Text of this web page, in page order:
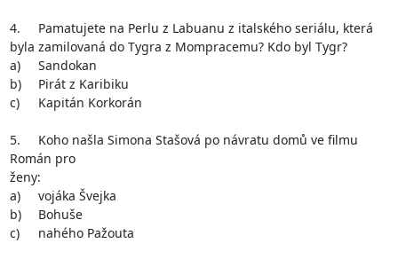
4.	Pamatujete na Perlu z Labuanu z italského seriálu, která
byla zamilovaná do Tygra z Mompracemu? Kdo byl Tygr?
a)	Sandokan
b)	Pirát z Karibiku
c)	Kapitán Korkorán
5.	Koho našla Simona Stašová po návratu domů ve filmu
Román pro
ženy:
a)	vojáka Švejka
b)	Bohuše
c)	nahého Pažouta